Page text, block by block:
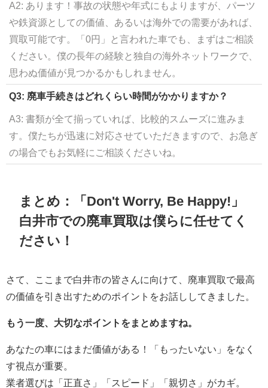
A2: あります！事故の状態や年式にもよりますが、パーツ
や鉄資源としての価値、あるいは海外での需要があれば、
買取可能です。「0円」と言われた車でも、まずはご相談
ください。僕の長年の経験と独自の海外ネットワークで、
思わぬ価値が見つかるかもしれません。
Q3: 廃車手続きはどれくらい時間がかかりますか？
A3: 書類が全て揃っていれば、比較的スムーズに進みま
す。僕たちが迅速に対応させていただきますので、お急ぎ
の場合でもお気軽にご相談くださいね。
まとめ：「Don't Worry, Be Happy!」
白井市での廃車買取は僕らに任せてく
ださい！
さて、ここまで白井市の皆さんに向けて、廃車買取で最高
の価値を引き出すためのポイントをお話ししてきました。
もう一度、大切なポイントをまとめますね。
あなたの車にはまだ価値がある！「もったいない」をなく
す視点が重要。
業者選びは「正直さ」「スピード」「親切さ」がカギ。